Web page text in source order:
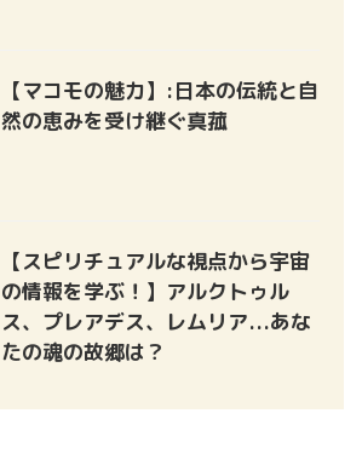
【マコモの魅力】:日本の伝統と自
然の恵みを受け継ぐ真菰
【スピリチュアルな視点から宇宙
の情報を学ぶ！】アルクトゥル
ス、プレアデス、レムリア...あな
たの魂の故郷は？